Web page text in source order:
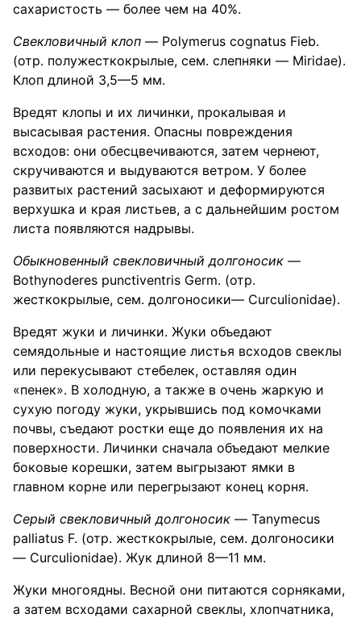
сахаристость — более чем на 40%.
Свекловичный клоп — Polymerus cognatus Fieb.
(отр. полужесткокрылые, сем. слепняки — Miridae).
Клоп длиной 3,5—5 мм.
Вредят клопы и их личинки, прокалывая и
высасывая растения. Опасны повреждения
всходов: они обесцвечиваются, затем чернеют,
скручиваются и выдуваются ветром. У более
развитых растений засыхают и деформируются
верхушка и края листьев, а с дальнейшим ростом
листа появляются надрывы.
Обыкновенный свекловичный долгоносик —
Bothynoderes punctiventris Germ. (отр.
жесткокрылые, сем. долгоносики— Curculionidae).
Вредят жуки и личинки. Жуки объедают
семядольные и настоящие листья всходов свеклы
или перекусывают стебелек, оставляя один
«пенек». В холодную, а также в очень жаркую и
сухую погоду жуки, укрывшись под комочками
почвы, съедают ростки еще до появления их на
поверхности. Личинки сначала объедают мелкие
боковые корешки, затем выгрызают ямки в
главном корне или перегрызают конец корня.
Серый свекловичный долгоносик — Tanymecus
palliatus F. (отр. жесткокрылые, сем. долгоносики
— Curculionidae). Жук длиной 8—11 мм.
Жуки многоядны. Весной они питаются сорняками,
а затем всходами сахарной свеклы, хлопчатника,